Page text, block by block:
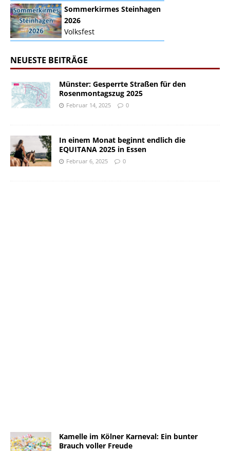
Sommerkirmes Steinhagen
2026
Volksfest
NEUESTE BEITRÄGE
Münster: Gesperrte Straßen für den
Rosenmontagszug 2025
Februar 14, 2025 0
In einem Monat beginnt endlich die
EQUITANA 2025 in Essen
Februar 6, 2025 0
Kamelle im Kölner Karneval: Ein bunter
Brauch voller Freude